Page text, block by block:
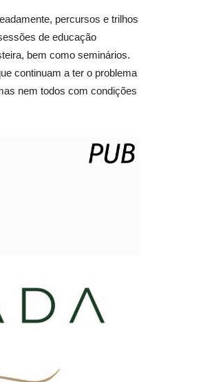
percursos e trilhos
de educação
bem como seminários.
continuam a ter o problema
nem todos com condições